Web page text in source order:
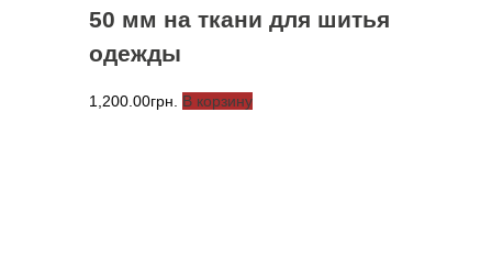
50 мм на ткани для шитья
одежды
1,200.00грн. В корзину